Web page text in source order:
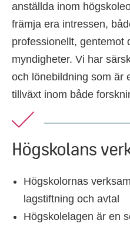
anställda inom
främja era intressen,
professionellt, gentemot
myndigheter. Vi har
och lönebildning som är
tillväxt inom både
Högskolans
Högskolornas
lagstiftning och avtal
Högskolelagen är en